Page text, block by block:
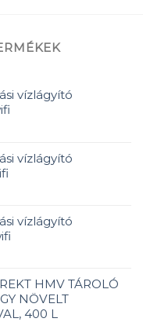
vízlágyító
vízlágyító
vízlágyító
HMV TÁROLÓ
NÖVELT
400 L